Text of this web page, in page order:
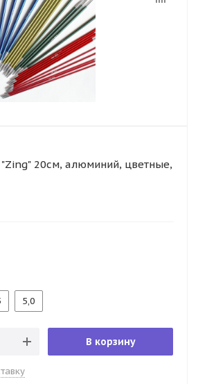
20см, алюминий, цветные,
5,0
В корзину